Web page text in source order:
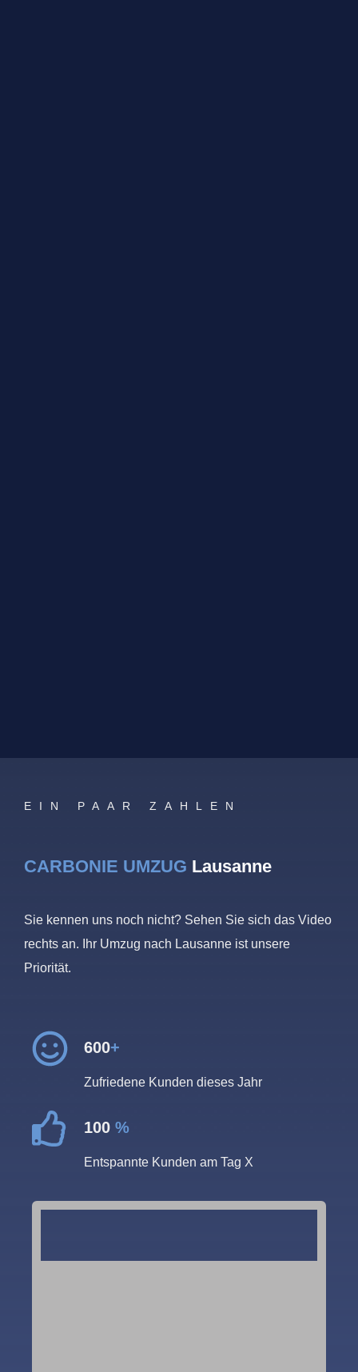
EIN PAAR ZAHLEN
CARBONIE UMZUG Lausanne
Sie kennen uns noch nicht? Sehen Sie sich das Video
rechts an. Ihr Umzug nach Lausanne ist unsere
Priorität.
600+
Zufriedene Kunden dieses Jahr
100 %
Entspannte Kunden am Tag X